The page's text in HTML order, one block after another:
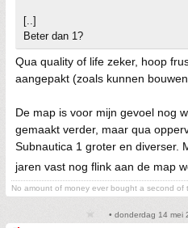
[..]
Beter dan 1?
Qua quality of life zeker, hoop
aangepakt (zoals kunnen
De map is voor mijn gevoel nog
gemaakt verder, maar qua
Subnautica 1 groter en diverser.
jaren vast nog flink aan de map
No amount of money ever bought a second of
• donderdag 14 mei